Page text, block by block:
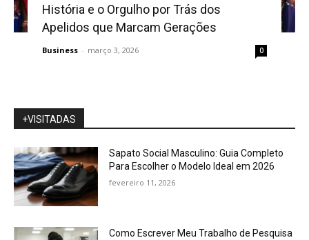
História e o Orgulho por Trás dos
Apelidos que Marcam Gerações
Business - março 3, 2026 0
+VISITADAS
Sapato Social Masculino: Guia Completo
Para Escolher o Modelo Ideal em 2026
fevereiro 11, 2026
Como Escrever Meu Trabalho de Pesquisa